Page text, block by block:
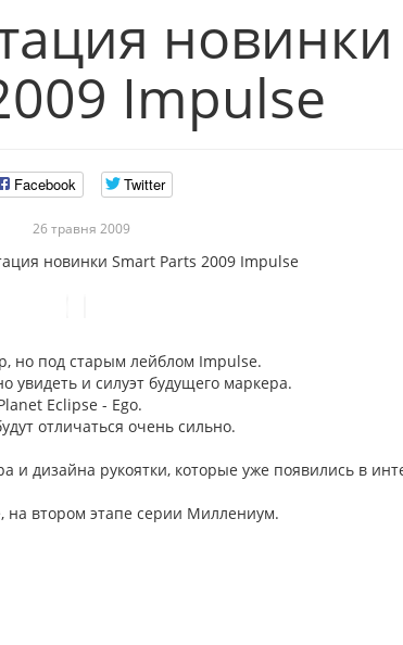
Impulse
Facebook Twitter
26 травня 2009
но под старым лейблом Impulse.
увидеть и силуэт будущего маркера.
Eclipse - Ego.
отличаться очень сильно.
и дизайна рукоятки, которые уже появились в
на втором этапе серии Миллениум.